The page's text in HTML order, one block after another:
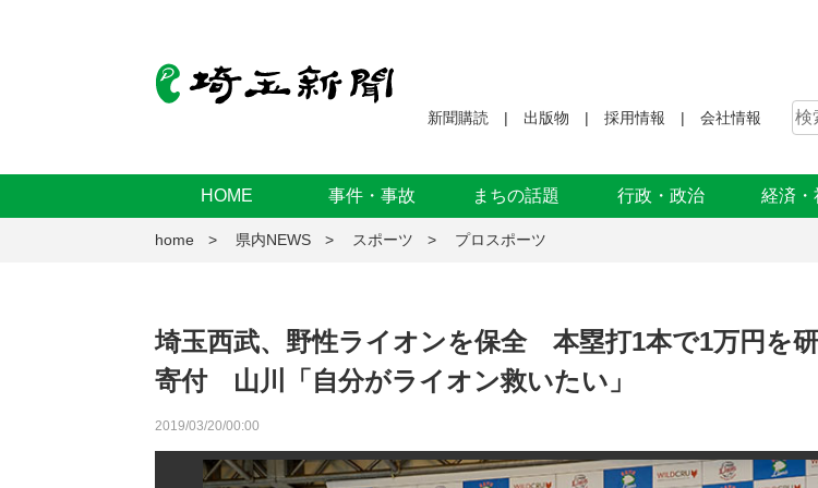
新聞購読 出版物 採用情報 会社情報
HOME 事件・事故 まちの話題 行政・政治 経済・
home 県内NEWS スポーツ プロスポーツ
埼玉西武、野性ライオンを保全 本塁打1本で1万円を
寄付 山川「自分がライオン救いたい」
2019/03/20/00:00